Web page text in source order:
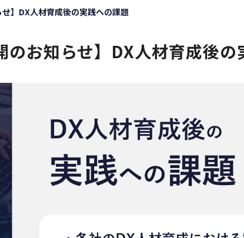
】DX人材育成後の実践への課題
のお知らせ】DX人材育成後の